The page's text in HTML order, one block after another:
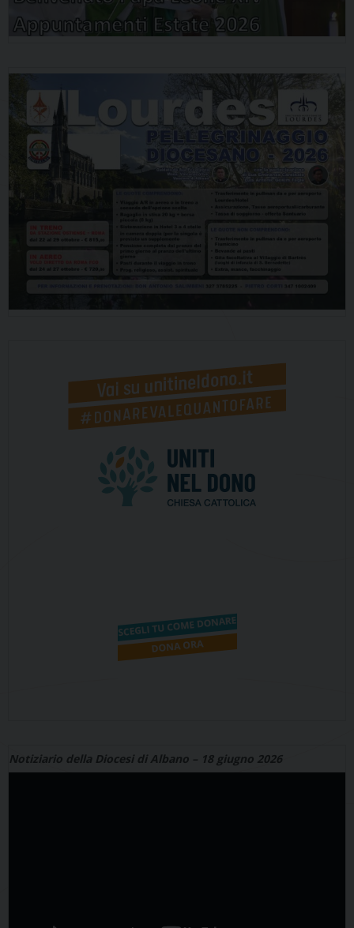
Notiziario della Diocesi di Albano – 18 giugno 2026